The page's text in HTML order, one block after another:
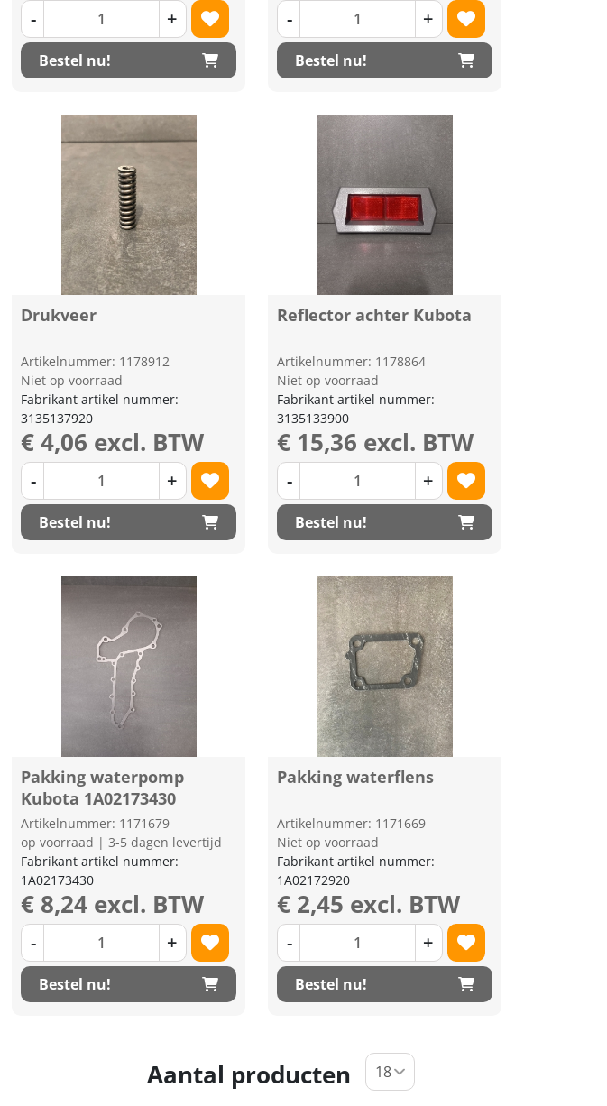
- +
Bestel nu!
- +
Bestel nu!
Drukveer
Artikelnummer: 1178912
Niet op voorraad
Fabrikant artikel nummer:
3135137920
€ 4,06 excl. BTW
- +
Bestel nu!
Reflector achter Kubota
Artikelnummer: 1178864
Niet op voorraad
Fabrikant artikel nummer:
3135133900
€ 15,36 excl. BTW
- +
Bestel nu!
Pakking waterpomp
Kubota 1A02173430
Artikelnummer: 1171679
op voorraad | 3-5 dagen levertijd
Fabrikant artikel nummer:
1A02173430
€ 8,24 excl. BTW
- +
Bestel nu!
Pakking waterflens
Artikelnummer: 1171669
Niet op voorraad
Fabrikant artikel nummer:
1A02172920
€ 2,45 excl. BTW
- +
Bestel nu!
Aantal producten